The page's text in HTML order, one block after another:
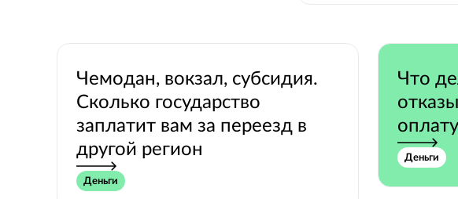
Чемодан, вокзал, субсидия.
Сколько государство
заплатит вам за переезд в
другой регион
Деньги
Что
Деньги